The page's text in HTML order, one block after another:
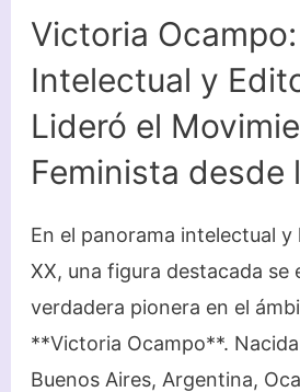
Victoria
Intelectual y
Lideró el
Feminista desde
En el panorama intelectual
XX, una figura destacada se
verdadera pionera en el
**Victoria Ocampo**.
Buenos Aires, Argentina,